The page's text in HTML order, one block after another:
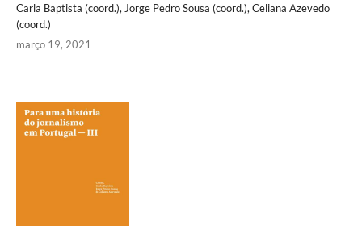
Carla Baptista (coord.), Jorge Pedro Sousa (coord.), Celiana Azevedo
(coord.)
março 19, 2021